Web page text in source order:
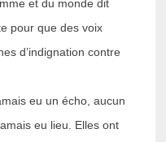
et du monde dit
pour que des voix
d’indignation contre
eu un écho, aucun
eu lieu. Elles ont